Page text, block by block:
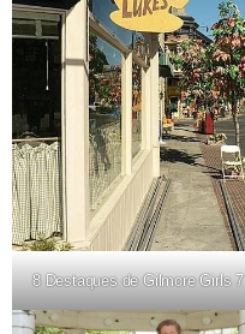
8 Destaques de Gilmore Girls 7